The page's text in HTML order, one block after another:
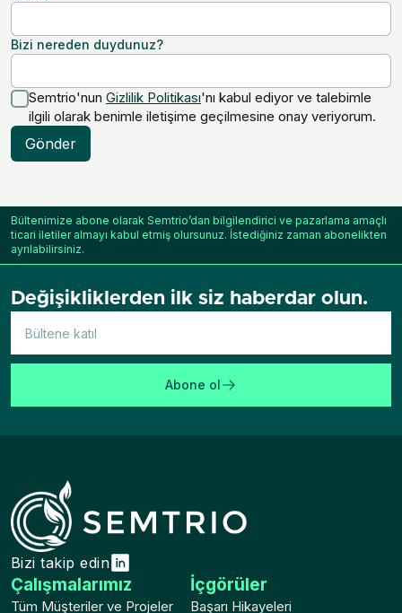
Bizi nereden duydunuz?
Semtrio'nun Gizlilik Politikası'nı kabul ediyor ve talebimle
ilgili olarak benimle iletişime geçilmesine onay veriyorum.
Gönder
Bültenimize abone olarak Semtrio’dan bilgilendirici ve pazarlama amaçlı
ticari iletiler almayı kabul etmiş olursunuz. İstediğiniz zaman abonelikten
ayrılabilirsiniz.
Değişikliklerden ilk siz haberdar olun.
Abone ol
Bizi takip edin
Çalışmalarımız
Tüm Müşteriler ve Projeler
İçgörüler
Başarı Hikayeleri